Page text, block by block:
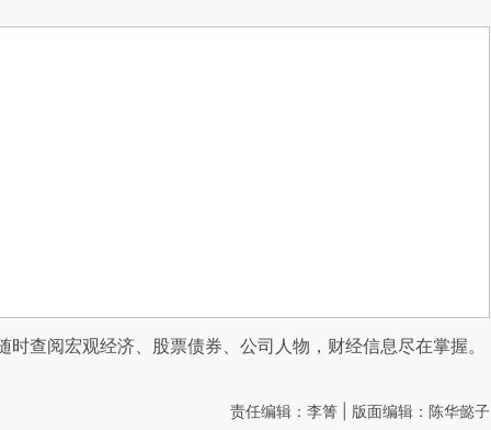
时查阅宏观经济、股票债券、公司人物，财经信息尽在掌握。
责任编辑：李箐 | 版面编辑：陈华懿子